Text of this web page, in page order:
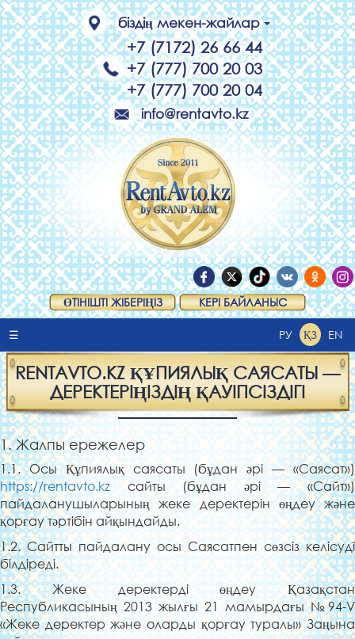
біздің мекен-жайлар
+7 (7172) 26 66 44
+7 (777) 700 20 03
+7 (777) 700 20 04
info@rentavto.kz
ӨТІНІШТІ ЖІБЕРІҢІЗ КЕРІ БАЙЛАНЫС
☰ РУ ҚЗ EN
RENTAVTO.KZ ҚҰПИЯЛЫҚ САЯСАТЫ —
ДЕРЕКТЕРІҢІЗДІҢ ҚАУІПСІЗДІГІ
1. Жалпы ережелер
1.1. Осы Құпиялық саясаты (бұдан әрі — «Саясат»)
https://rentavto.kz сайты (бұдан әрі — «Сайт»)
пайдаланушыларының жеке деректерін өңдеу және
қорғау тәртібін айқындайды.
1.2. Сайтты пайдалану осы Саясатпен сөзсіз келісуді
білдіреді.
1.3. Жеке деректерді өңдеу Қазақстан
Республикасының 2013 жылғы 21 мамырдағы №94-V
«Жеке деректер және оларды қорғау туралы» Заңына